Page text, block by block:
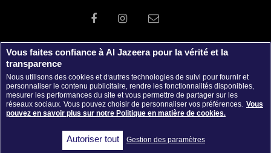
جميع الحقوق محفوظة © 2026 شبكة الجزيرة الاعلامية
Vous faites confiance à Al Jazeera pour la vérité et la
transparence
Nous utilisons des cookies et d'autres technologies de suivi pour fournir et
personnaliser le contenu publicitaire, rendre les fonctionnalités disponibles,
mesurer les performances du site et vous permettre de partager sur les
réseaux sociaux. Vous pouvez choisir de personnaliser vos préférences. Vous
pouvez en savoir plus sur notre Politique en matière de cookies.
Gestion des paramètres
Autoriser tout